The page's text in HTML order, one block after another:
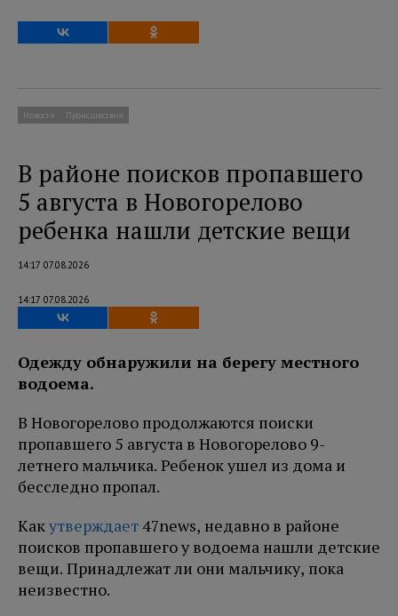
Новости Происшествия
В районе поисков пропавшего
5 августа в Новогорелово
ребенка нашли детские вещи
14:17 07.08.2026
14:17 07.08.2026
Одежду обнаружили на берегу местного
водоема.
В Новогорелово продолжаются поиски
пропавшего 5 августа в Новогорелово 9-
летнего мальчика. Ребенок ушел из дома и
бесследно пропал.
Какутверждает47news, недавно в районе
поисков пропавшего у водоема нашли детские
вещи. Принадлежат ли они мальчику, пока
неизвестно.